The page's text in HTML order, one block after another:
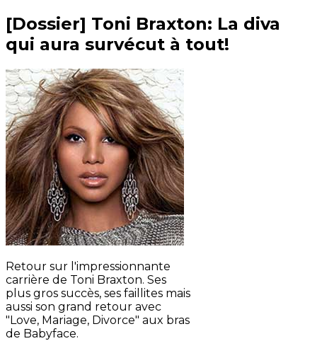
[Dossier] Toni Braxton: La diva
qui aura survécut à tout!
Retour sur l'impressionnante
carrière de Toni Braxton. Ses
plus gros succès, ses faillites mais
aussi son grand retour avec
"Love, Mariage, Divorce" aux bras
de Babyface.